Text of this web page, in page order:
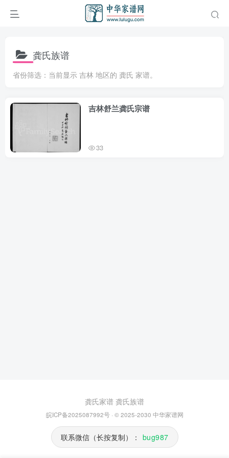
龚氏族谱
省份筛选：当前显示 吉林 地区的 龚氏 家谱。
吉林舒兰龚氏宗谱
33
龚氏家谱 龚氏族谱
皖ICP备2025087992号· © 2025-2030 中华家谱网
联系微信（长按复制）： bug987